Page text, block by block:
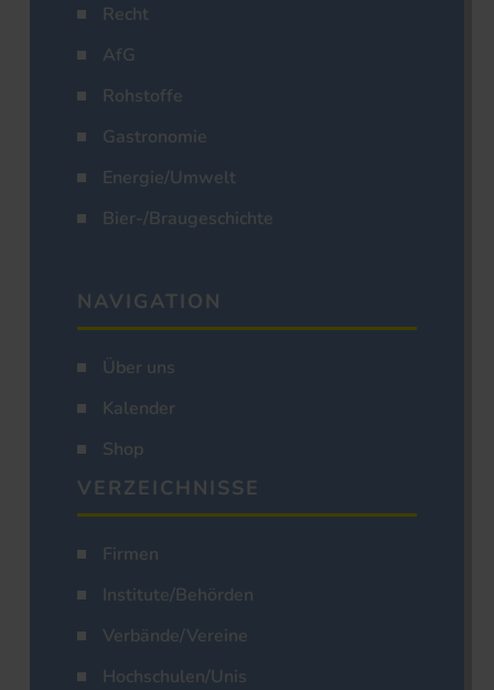
Recht
AfG
Rohstoffe
Gastronomie
Energie/Umwelt
Bier-/Braugeschichte
NAVIGATION
Über uns
Kalender
Shop
VERZEICHNISSE
Firmen
Institute/Behörden
Verbände/Vereine
Hochschulen/Unis